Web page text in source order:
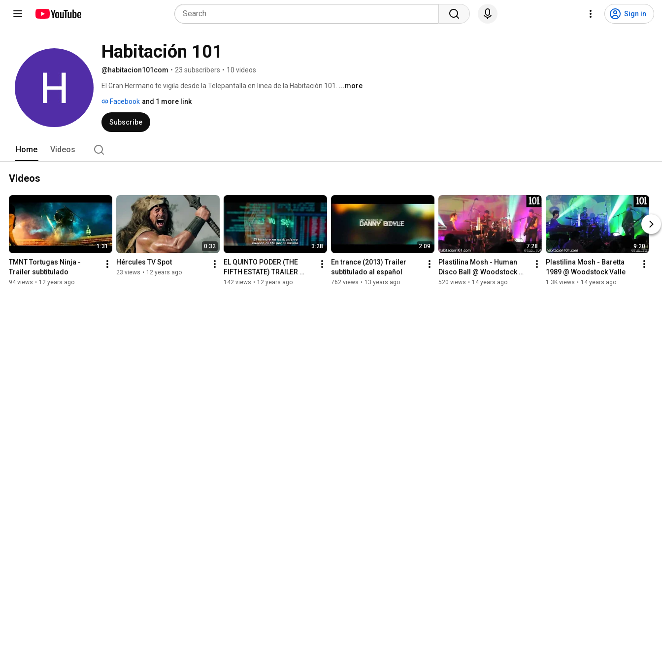
Sign in
Habitación 101
@habitacion101com • 23 subscribers • 10 videos
El Gran Hermano te vigila desde la Telepantalla en linea de la Habitación 101. ...more
Facebook and 1 more link
Subscribe
Home Videos
Videos
1:31
TMNT Tortugas Ninja -
Trailer subtitulado
94 views • 12 years ago
0:32
Hércules TV Spot
23 views • 12 years ago
3:28
EL QUINTO PODER (THE
FIFTH ESTATE) TRAILER
SUBTITULADO ESPAÑOL
142 views • 12 years ago
2:09
En trance (2013) Trailer
subtitulado al español
762 views • 13 years ago
7:28
Plastilina Mosh - Human
Disco Ball @ Woodstock
Valle
520 views • 14 years ago
9:20
Plastilina Mosh - Baretta
1989 @ Woodstock Valle
1.3K views • 14 years ago